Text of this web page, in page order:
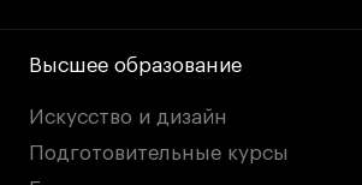
Высшее образование
Искусство и дизайн
Подготовительные курсы